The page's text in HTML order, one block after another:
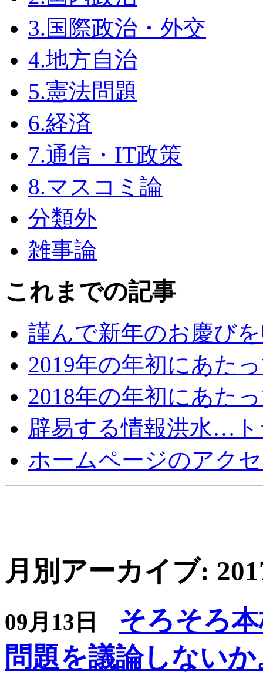
3.国際政治・外交
4.地方自治
5.憲法問題
6.経済
7.通信・IT政策
8.マスコミ論
分類外
雑事論
これまでの記事
謹んで新年のお慶び
2019年の年初にあた
2018年の年初にあた
辟易する情報洪水…
ホームページのアク
月別アーカイブ:
09月13日
そろそろ
問題を議論しないか